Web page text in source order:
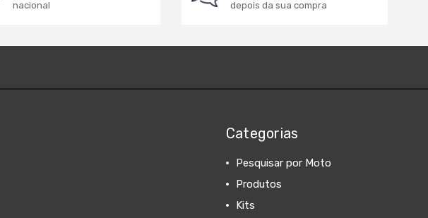
nacional
depois da sua compra
Categorias
Pesquisar por Moto
Produtos
Kits